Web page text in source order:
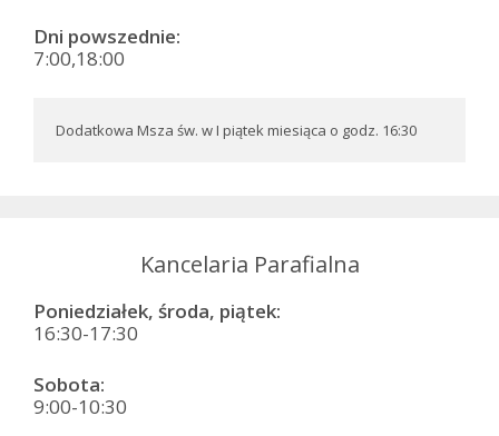
Dni powszednie:
7:00,18:00
Dodatkowa Msza św. w I piątek miesiąca o godz. 16:30
Kancelaria Parafialna
Poniedziałek, środa, piątek:
16:30-17:30
Sobota:
9:00-10:30